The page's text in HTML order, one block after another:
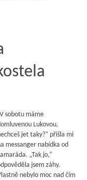
sobotu máme
Lukovou,
jet taky?“ přišla mi
messanger nabídka od
„Tak jo,“
jsem záhy.
nebylo moc nad čím